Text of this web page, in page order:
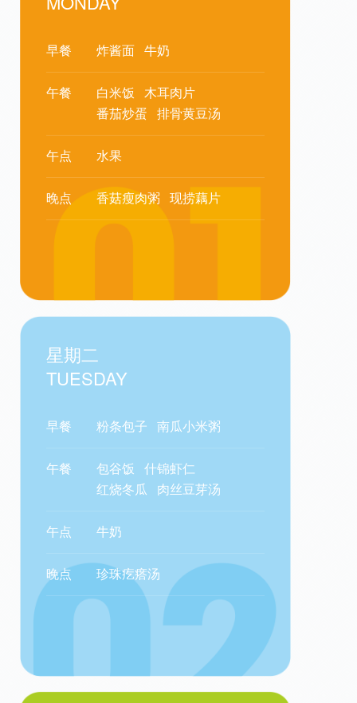
早餐 炸酱面 牛奶
午餐 白米饭 木耳肉片
番茄炒蛋 排骨黄豆汤
午点 水果
晚点 香菇瘦肉粥 现捞藕片
星期二
TUESDAY
早餐 粉条包子 南瓜小米粥
午餐 包谷饭
什锦虾仁
红烧冬瓜
肉丝豆芽汤
午点 牛奶
晚点 珍珠疙瘩汤